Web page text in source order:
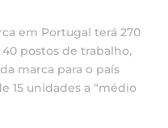
em Portugal terá 270
postos de trabalho,
marca para o país
15 unidades a “médio